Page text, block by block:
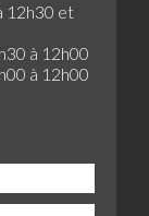
12h30 et
à 12h00
à 12h00